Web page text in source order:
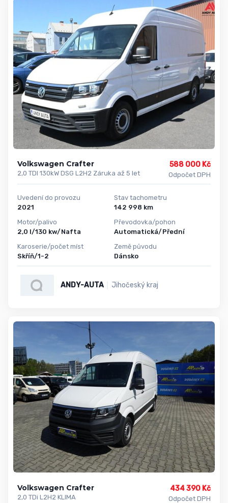
Volkswagen Crafter
2,0 TDI 130kW DSG L2H2 Záruka až 5 let
588 000 Kč
Odpočet DPH
Uvedení do provozu
2021
Motor/palivo
2,0 l/130 kw/Nafta
Karoserie/počet míst
Skříň/1-2
Stav tachometru
142 998 km
Převodovka/pohon
Automatická/Přední
Země původu
Dánsko
ANDY-AUTA Jihočeský kraj
Volkswagen Crafter
2,0 TDi L2H2 KLIMA
434 390 Kč
Odpočet DPH